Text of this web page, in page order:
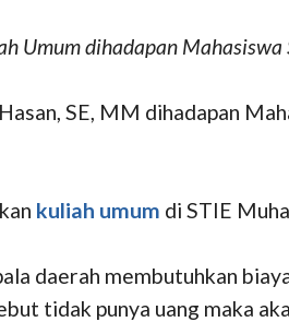
Umum dihadapan
SE, MM dihadapan
kuliah umum di STIE
daerah membutuhkan
tidak punya uang maka